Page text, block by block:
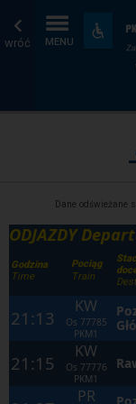
wróć MENU
i
Dane odświeżane
ODJAZDY
Godzina
Time
Pociąg
Train
21:13
KW
Os 77785
PKM1
21:15
KW
Os 77776
PKM1
PR